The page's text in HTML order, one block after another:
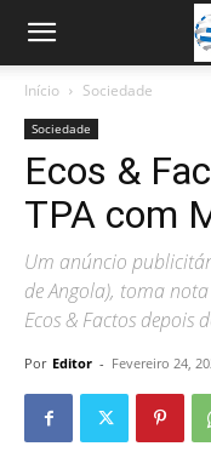
Início Sociedade
Sociedade
Ecos &
TPA com
Um anúncio
de Angola), toma
Ecos & Factos
Por Editor - Fevereiro 24,